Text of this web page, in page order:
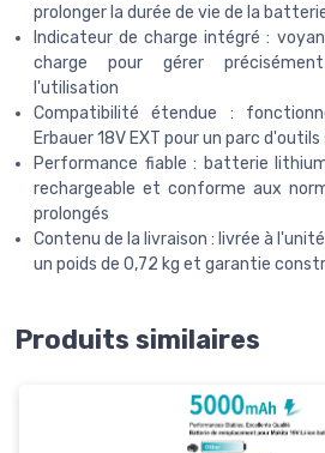
prolonger la durée de vie de la
Indicateur de charge intégré :
charge pour gérer
l'utilisation
Compatibilité étendue :
Erbauer 18V EXT pour un parc
Performance fiable : batterie
rechargeable et conforme aux
prolongés
Contenu de la livraison : livrée à
un poids de 0,72 kg et garantie
Produits similaires